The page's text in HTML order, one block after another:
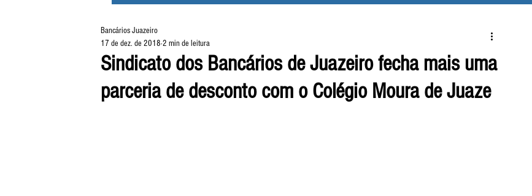
Sindicato dos Bancários de Juazeiro fecha mais uma
parceria de desconto com o Colégio Moura de Juaze
Bancários Juazeiro
17 de dez. de 2018 2 min de leitura